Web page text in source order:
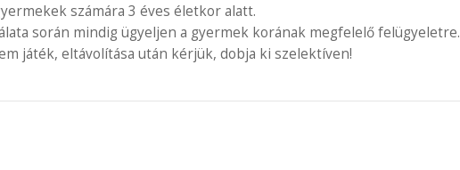
számára 3 éves életkor alatt.
során mindig ügyeljen a gyermek korának megfelelő felügyeletre.
játék, eltávolítása után kérjük, dobja ki szelektíven!